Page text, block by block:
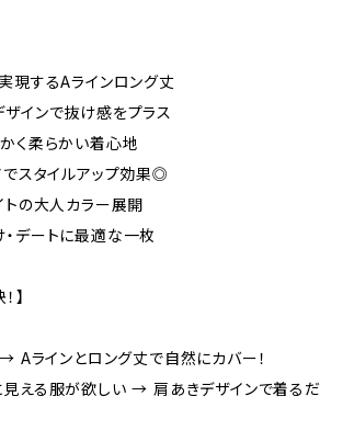
現するAラインロング丈
インで抜け感をプラス
く柔らかい着心地
でスタイルアップ効果◎
トの大人カラー展開
デートに最適な一枚
】
Aラインとロング丈で自然にカバー！
見える服が欲しい → 肩あきデザインで着るだ